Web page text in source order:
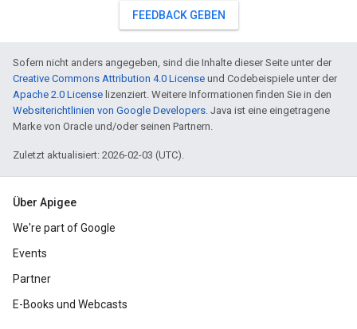
FEEDBACK GEBEN
Sofern nicht anders angegeben, sind die Inhalte dieser Seite unter der
Creative Commons Attribution 4.0 License und Codebeispiele unter der
Apache 2.0 License lizenziert. Weitere Informationen finden Sie in den
Websiterichtlinien von Google Developers. Java ist eine eingetragene
Marke von Oracle und/oder seinen Partnern.
Zuletzt aktualisiert: 2026-02-03 (UTC).
Über Apigee
We're part of Google
Events
Partner
E-Books und Webcasts